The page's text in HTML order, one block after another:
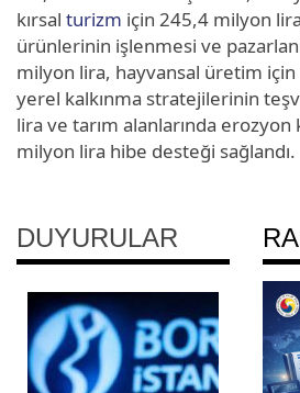
kırsal turizm için 245,4 milyon
ürünlerinin işlenmesi ve
milyon lira, hayvansal üretim
yerel kalkınma stratejilerinin
lira ve tarım alanlarında
milyon lira hibe desteği sağlandı.
DUYURULAR